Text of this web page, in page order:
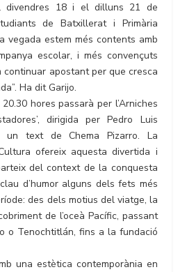
divendres 18 i el dilluns 21 de
de Batxillerat i Primària
vegada estem més contents amb
escolar, i més convençuts
continuar apostant per que cresca
Ha dit Garijo.
hores passarà per l’Arniches
dirigida per Pedro Luis
text de Chema Pizarro. La
ofereix aquesta divertida i
del context de la conquesta
d’humor alguns dels fets més
des dels motius del viatge, la
de l’oceà Pacífic, passant
o Tenochtitlán, fins a la fundació
una estètica contemporània en